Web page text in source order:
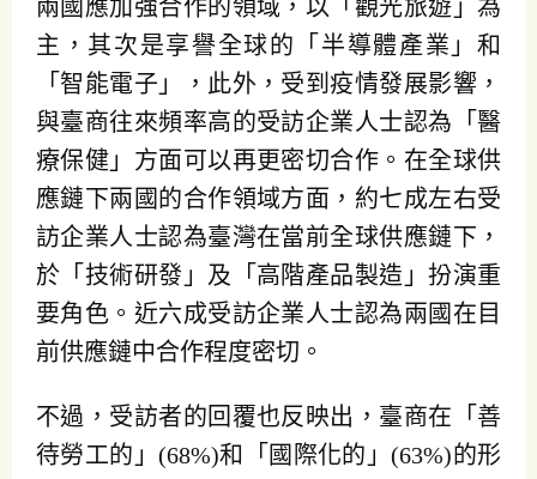
兩國應加強合作的領域，以「觀光旅遊」為
主，其次是享譽全球的「半導體產業」和
「智能電子」，此外，受到疫情發展影響，
與臺商往來頻率高的受訪企業人士認為「醫
療保健」方面可以再更密切合作。在全球供
應鏈下兩國的合作領域方面，約七成左右受
訪企業人士認為臺灣在當前全球供應鏈下，
於「技術研發」及「高階產品製造」扮演重
要角色。近六成受訪企業人士認為兩國在目
前供應鏈中合作程度密切。
不過，受訪者的回覆也反映出，臺商在「善
待勞工的」(68%)和「國際化的」(63%)的形